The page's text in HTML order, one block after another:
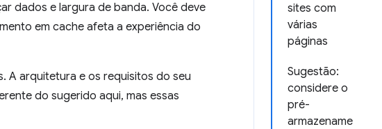
sites com
várias
páginas
Sugestão:
considere o
pré-
armazename
dados e largura de banda. Você deve
em cache afeta a experiência do
A arquitetura e os requisitos do seu
do sugerido aqui, mas essas